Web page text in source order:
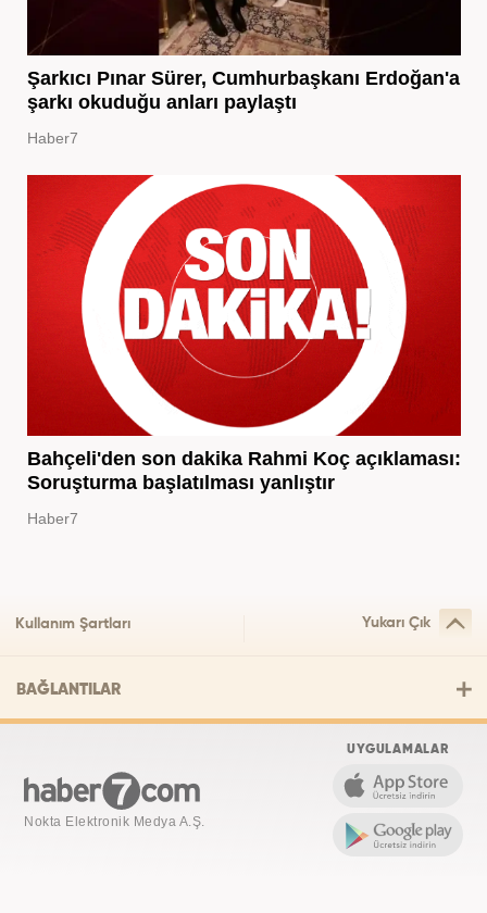
Şarkıcı Pınar Sürer, Cumhurbaşkanı Erdoğan'a
şarkı okuduğu anları paylaştı
Haber7
Bahçeli'den son dakika Rahmi Koç açıklaması:
Soruşturma başlatılması yanlıştır
Haber7
Kullanım Şartları Yukarı Çık
BAĞLANTILAR
Nokta Elektronik Medya A.Ş.
UYGULAMALAR